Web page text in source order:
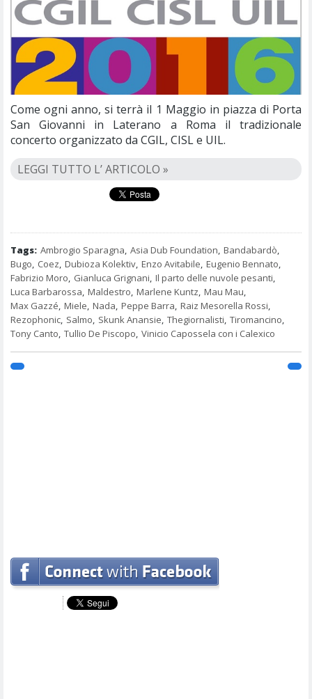
Come ogni anno, si terrà il 1 Maggio in piazza di Porta
San Giovanni in Laterano a Roma il tradizionale
concerto organizzato da CGIL, CISL e UIL.
LEGGI TUTTO L’ ARTICOLO »
Tags: Ambrogio Sparagna, Asia Dub Foundation, Bandabardò,
Bugo, Coez, Dubioza Kolektiv, Enzo Avitabile, Eugenio Bennato,
Fabrizio Moro, Gianluca Grignani, Il parto delle nuvole pesanti,
Luca Barbarossa, Maldestro, Marlene Kuntz, Mau Mau,
Max Gazzé, Miele, Nada, Peppe Barra, Raiz Mesorella Rossi,
Rezophonic, Salmo, Skunk Anansie, Thegiornalisti, Tiromancino,
Tony Canto, Tullio De Piscopo, Vinicio Capossela con i Calexico